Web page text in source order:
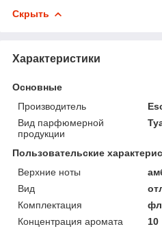
Скрыть
Характеристики
Основные
Производитель
Вид парфюмерной
продукции
Пользовательские
Верхние ноты
Вид
Комплектация
Концентрация аромата
10